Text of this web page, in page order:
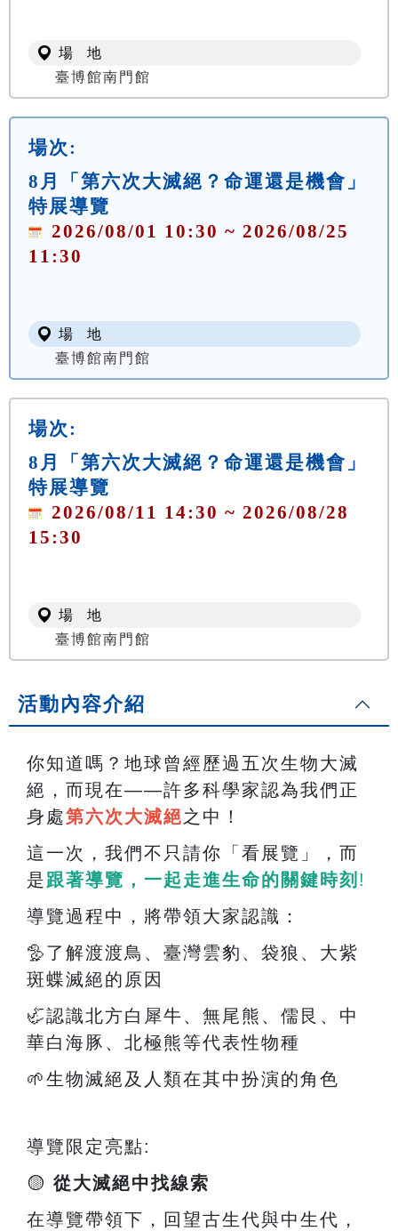
場 地
臺博館南門館
場次:
8月「第六次大滅絕？命運還是機會」
特展導覽
2026/08/01 10:30 ~ 2026/08/25
11:30
場 地
臺博館南門館
場次:
8月「第六次大滅絕？命運還是機會」
特展導覽
2026/08/11 14:30 ~ 2026/08/28
15:30
場 地
臺博館南門館
活動內容介紹
你知道嗎？地球曾經歷過五次生物大滅
絕，而現在——許多科學家認為我們正
身處第六次大滅絕之中！
這一次，我們不只請你「看展覽」，而
是跟著導覽，一起走進生命的關鍵時刻 !
導覽過程中，將帶領大家認識：
🦤了解渡渡鳥、臺灣雲豹、袋狼、大紫
斑蝶滅絕的原因
🦏認識北方白犀牛、無尾熊、儒艮、中
華白海豚、北極熊等代表性物種
🌱生物滅絕及人類在其中扮演的角色
導覽限定亮點:
🟡 從大滅絕中找線索
在導覽帶領下，回望古生代與中生代，